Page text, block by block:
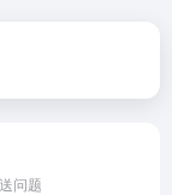
问题